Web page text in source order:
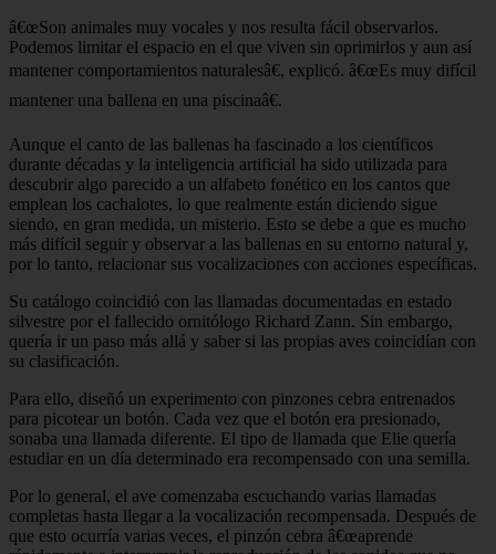
â€œSon animales muy vocales y nos resulta fácil observarlos.
Podemos limitar el espacio en el que viven sin oprimirlos y aun así
mantener comportamientos naturalesâ€, explicó. â€œEs muy difícil
mantener una ballena en una piscinaâ€.
Aunque el canto de las ballenas ha fascinado a los científicos
durante décadas y la inteligencia artificial ha sido utilizada para
descubrir algo parecido a un alfabeto fonético en los cantos que
emplean los cachalotes, lo que realmente están diciendo sigue
siendo, en gran medida, un misterio. Esto se debe a que es mucho
más difícil seguir y observar a las ballenas en su entorno natural y,
por lo tanto, relacionar sus vocalizaciones con acciones específicas.
Su catálogo coincidió con las llamadas documentadas en estado
silvestre por el fallecido ornitólogo Richard Zann. Sin embargo,
quería ir un paso más allá y saber si las propias aves coincidían con
su clasificación.
Para ello, diseñó un experimento con pinzones cebra entrenados
para picotear un botón. Cada vez que el botón era presionado,
sonaba una llamada diferente. El tipo de llamada que Elie quería
estudiar en un día determinado era recompensado con una semilla.
Por lo general, el ave comenzaba escuchando varias llamadas
completas hasta llegar a la vocalización recompensada. Después de
que esto ocurría varias veces, el pinzón cebra â€œaprende